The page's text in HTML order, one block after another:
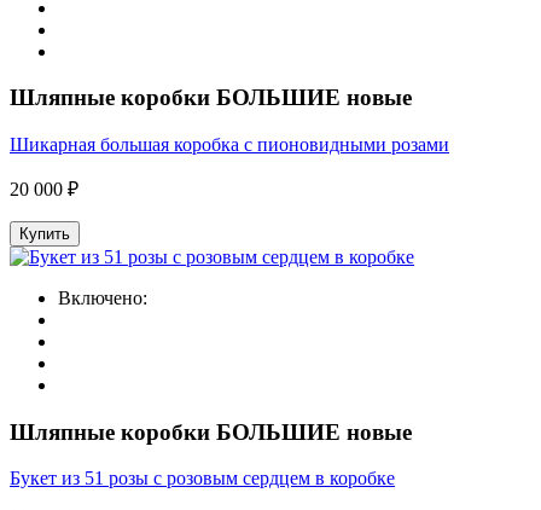
Шляпные коробки БОЛЬШИЕ новые
Шикарная большая коробка с пионовидными розами
20 000 ₽
Купить
Включено:
Шляпные коробки БОЛЬШИЕ новые
Букет из 51 розы с розовым сердцем в коробке